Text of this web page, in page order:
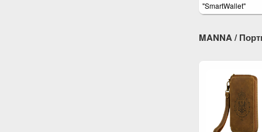
"SmartWallet"
Handgelenktasche
MANNA /